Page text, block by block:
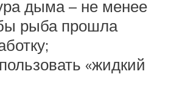
дыма – не менее
рыба прошла
«жидкий